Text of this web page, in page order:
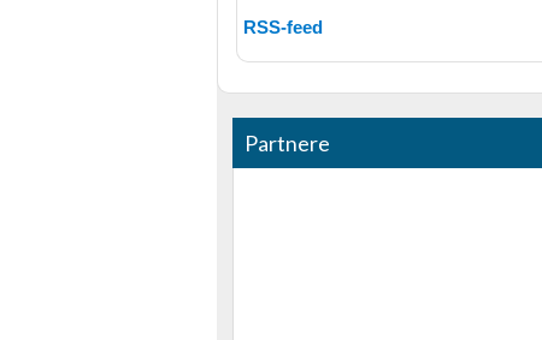
RSS-feed
Partnere
Annoncering / marketing